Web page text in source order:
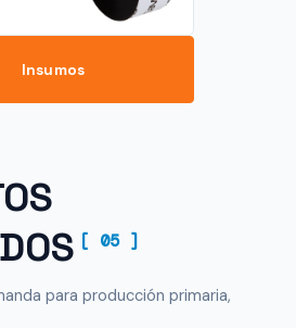
Insumos
[ 05 ]
para producción primaria,